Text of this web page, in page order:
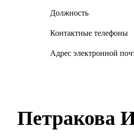
Должность
Контактные телефоны
Адрес электронной
Петракова